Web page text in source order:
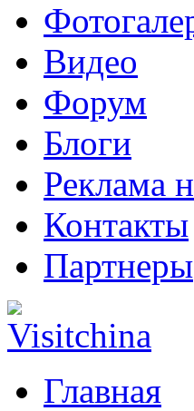
Видео
Форум
Блоги
Реклама
Контакты
Партнеры
Главная